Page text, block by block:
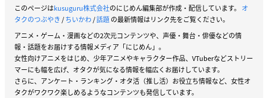
このページはkusuguru株式会社のにじめん編集部が作成・配信しています。 オ
タクのつぶやき/ちいかわ/話題の最新情報はリンク先をご覧ください。
アニメ・ゲーム・漫画などの2次元コンテンツや、声優・舞台・俳優などの情
報・話題をお届けする情報メディア「にじめん」。
女性向けアニメをはじめ、少年アニメやキャラクター作品、VTuberなどストリー
マーにも幅を広げ、オタクが気になる情報を幅広くお届けしています。
さらに、アンケート・ランキング・オタ活（推し活）お役立ち情報など、女性オ
タクがワクワク楽しめるようなコンテンツも発信しています。